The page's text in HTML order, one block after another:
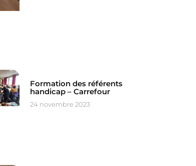
Formation des référents
handicap – Carrefour
24 novembre 2023